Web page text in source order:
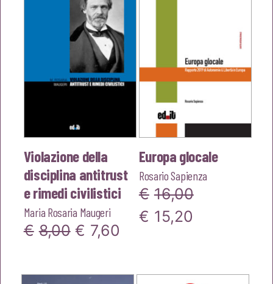
Violazione della
disciplina antitrust
e rimedi civilistici
Maria Rosaria Maugeri
€ 8,00 Il
originale
€ 7,60
attuale
Europa glocale
Rosario Sapienza
€ 16,00
Il
€ 15,20